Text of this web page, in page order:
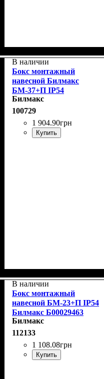
В наличии
Бокс монтажный
навесной Билмакс
БМ-37+П IP54
Билмакс
100729
1 904.90грн
Купить
В наличии
Бокс монтажный
навесной БМ-23+П IP54
Билмакс Б00029463
Билмакс
112133
1 108.08грн
Купить